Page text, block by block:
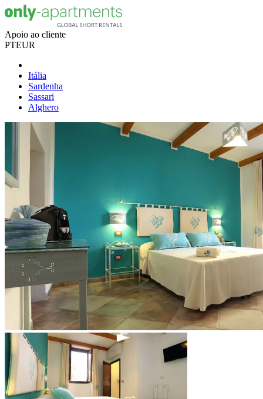
Apoio ao cliente
PTEUR
Itália
Sardenha
Sassari
Alghero